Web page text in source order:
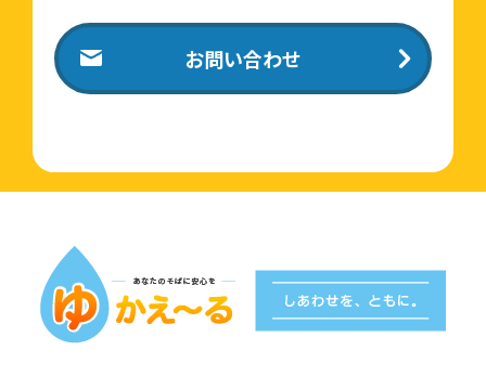
お問い合わせ